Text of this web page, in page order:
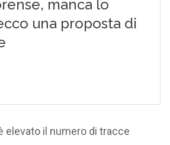
elevato il numero di tracce